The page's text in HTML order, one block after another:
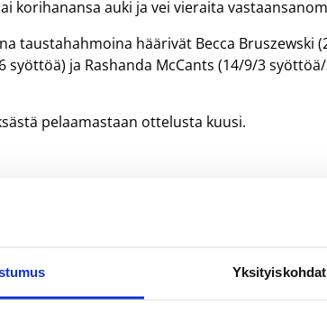
Yksityiskohdat
korihanansa auki ja vei vieraita
taustahahmoina häärivät Becca Bruszewski
syöttöä) ja Rashanda McCants (14/9/3
pelaamastaan ottelusta kuusi.
voittoon
taistelu sarjapisteistä, kun HoNsU kohtasi
ja johti avausjakson jälkeen 13–23,
kanveesiin.